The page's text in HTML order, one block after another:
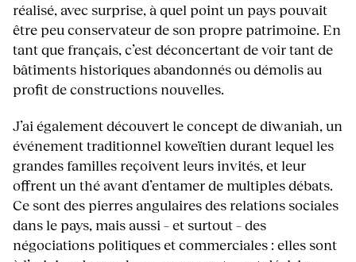
réalisé, avec surprise, à quel point un pays pouvait
être peu conservateur de son propre patrimoine. En
tant que français, c’est déconcertant de voir tant de
bâtiments historiques abandonnés ou démolis au
profit de constructions nouvelles.
J’ai également découvert le concept de diwaniah, un
événement traditionnel koweïtien durant lequel les
grandes familles reçoivent leurs invités, et leur
offrent un thé avant d’entamer de multiples débats.
Ce sont des pierres angulaires des relations sociales
dans le pays, mais aussi – et surtout – des
négociations politiques et commerciales : elles sont